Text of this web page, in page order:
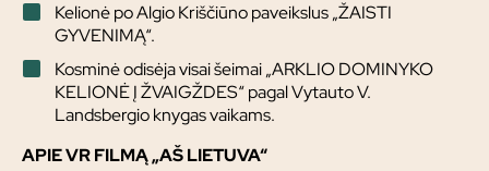
Kelionė po Algio Kriščiūno paveikslus „ŽAISTI
GYVENIMĄ“.
Kosminė odisėja visai šeimai „ARKLIO DOMINYKO
KELIONĖ Į ŽVAIGŽDES“ pagal Vytauto V.
Landsbergio knygas vaikams.
APIE VR FILMĄ „AŠ LIETUVA“